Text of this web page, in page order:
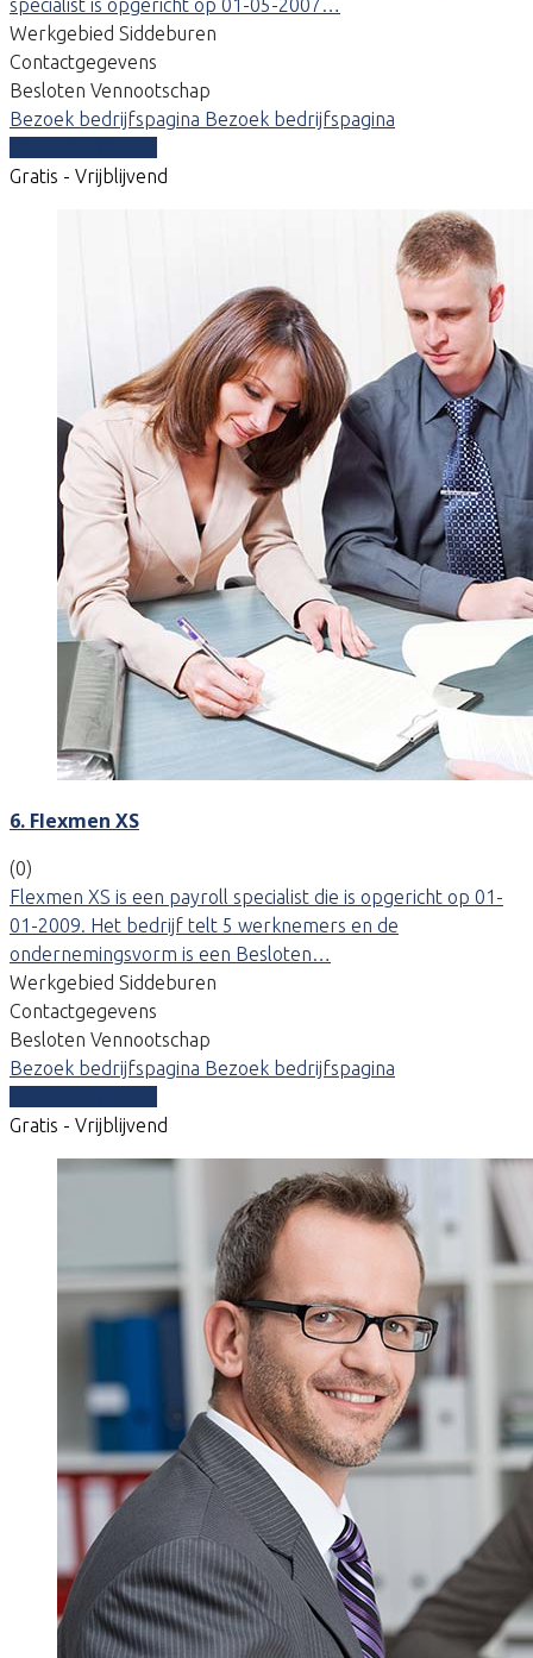
specialist is opgericht op 01-05-2007…
Werkgebied Siddeburen
Contactgegevens
Besloten Vennootschap
Bezoek bedrijfspagina Bezoek bedrijfspagina
Gratis - Vrijblijvend
6. Flexmen XS
(0)
Flexmen XS is een payroll specialist die is opgericht op 01-
01-2009. Het bedrijf telt 5 werknemers en de
ondernemingsvorm is een Besloten…
Werkgebied Siddeburen
Contactgegevens
Besloten Vennootschap
Bezoek bedrijfspagina Bezoek bedrijfspagina
Gratis - Vrijblijvend